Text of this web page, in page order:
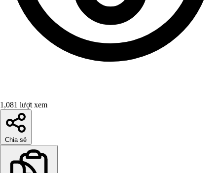
1,081 lượt xem
Chia sẻ